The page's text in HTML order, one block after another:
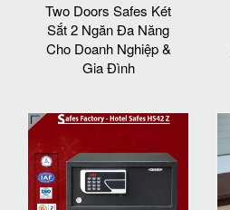
Two Doors Safes Két
Sắt 2 Ngăn Đa Năng
Cho Doanh Nghiệp &
Gia Đình